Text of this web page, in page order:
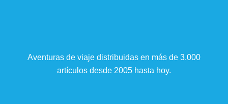
Aventuras de viaje distribuidas en más de 3.000
artículos desde 2005 hasta hoy.